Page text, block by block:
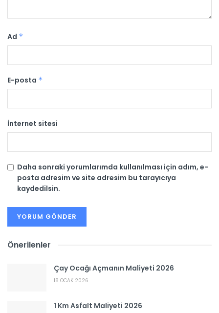
Ad *
E-posta *
İnternet sitesi
Daha sonraki yorumlarımda kullanılması için adım, e-
posta adresim ve site adresim bu tarayıcıya
kaydedilsin.
Önerilenler
Çay Ocağı Açmanın Maliyeti 2026
18 OCAK 2026
1 Km Asfalt Maliyeti 2026